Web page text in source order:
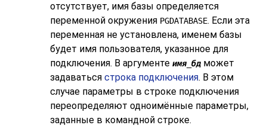
отсутствует, имя базы определяется
переменной окружения PGDATABASE. Если эта
переменная не установлена, именем базы
будет имя пользователя, указанное для
подключения. В аргументе имя_бд может
задаваться строка подключения. В этом
случае параметры в строке подключения
переопределяют одноимённые параметры,
заданные в командной строке.